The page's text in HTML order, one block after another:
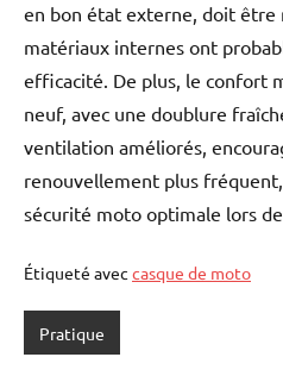
en bon état externe, doit être
matériaux internes ont
efficacité. De plus, le confort
neuf, avec une doublure
ventilation améliorés,
renouvellement plus
sécurité moto optimale lors
Étiqueté avec casque de moto
Pratique